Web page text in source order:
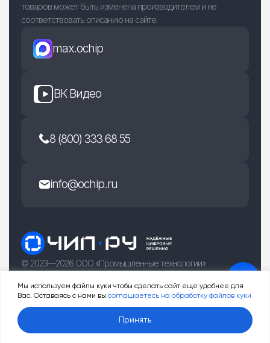
Мы используем файлы куки чтобы сделать сайт еще удобнее для
Вас. Оставаясь с нами вы соглашаетесь на обработку файлов куки
Принять
Услуги Товары Корзина Профиль Меню
товаров может быть изменена производителем и не
соответствовать описанию на сайте.
max.ochip
ВК Видео
8 (800) 333 68 55
info@ochip.ru
© 2023—2026 ООО «Промышленные технологии»